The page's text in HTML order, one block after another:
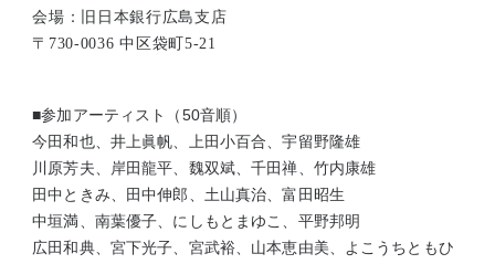
会場：旧日本銀行広島支店
〒730-0036 中区袋町5-21
■参加アーティスト（50音順）
今田和也、井上眞帆、上田小百合、宇留野隆雄
川原芳夫、岸田龍平、魏双斌、千田禅、竹内康雄
田中ときみ、田中伸郎、土山真治、富田昭生
中垣満、南葉優子、にしもとまゆこ、平野邦明
広田和典、宮下光子、宮武裕、山本恵由美、よこうちともひ